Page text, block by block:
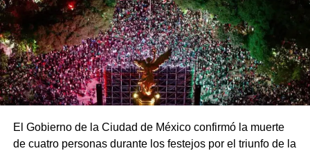
El Gobierno de la Ciudad de México confirmó la muerte
de cuatro personas durante los festejos por el triunfo de la